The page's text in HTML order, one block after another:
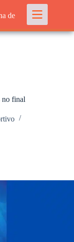
de
no final